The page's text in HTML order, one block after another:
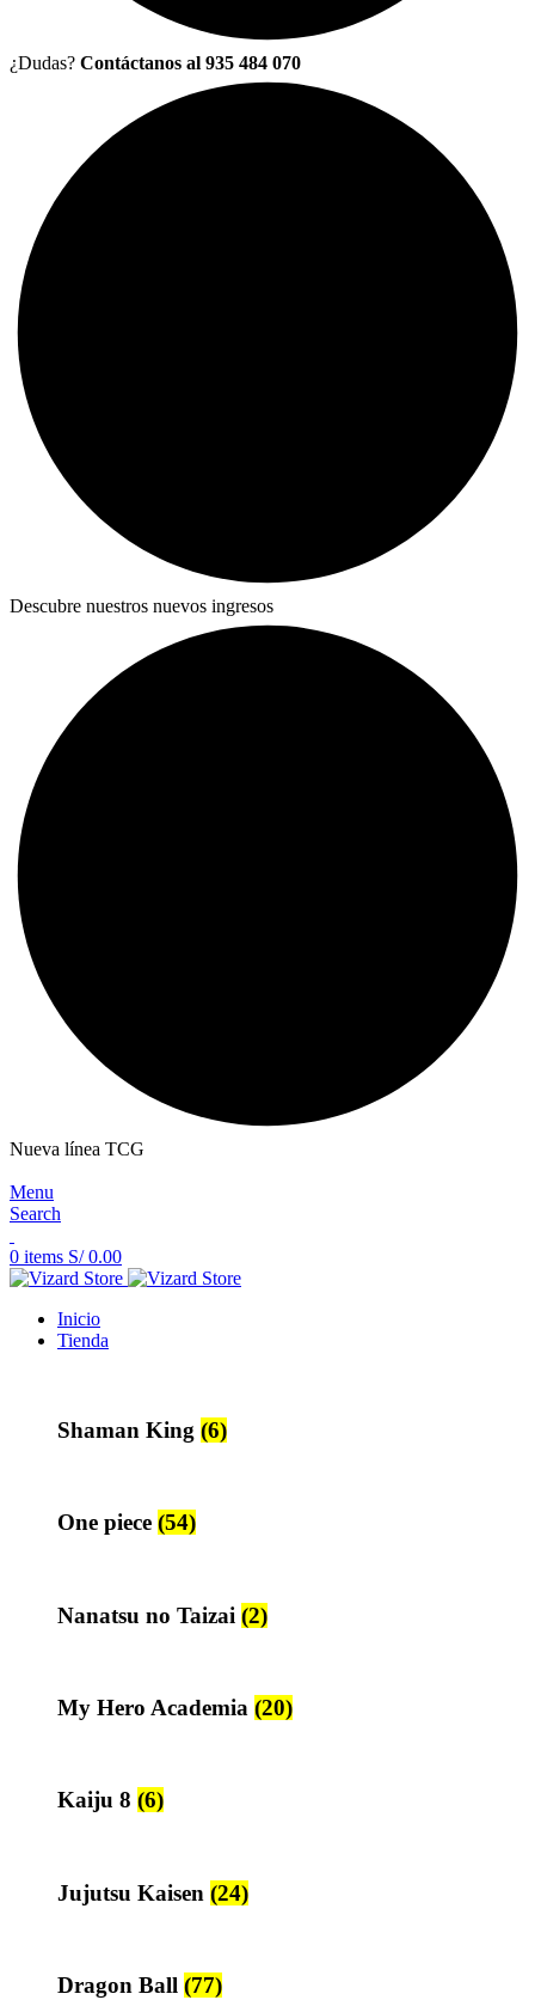
¿Dudas? Contáctanos al 935 484 070
Descubre nuestros nuevos ingresos
Nueva línea TCG
Menu
Search
0 items S/0.00
Inicio
Tienda
Shaman King (6)
One piece (54)
Nanatsu no Taizai (2)
My Hero Academia (20)
Kaiju 8 (6)
Jujutsu Kaisen (24)
Dragon Ball (77)